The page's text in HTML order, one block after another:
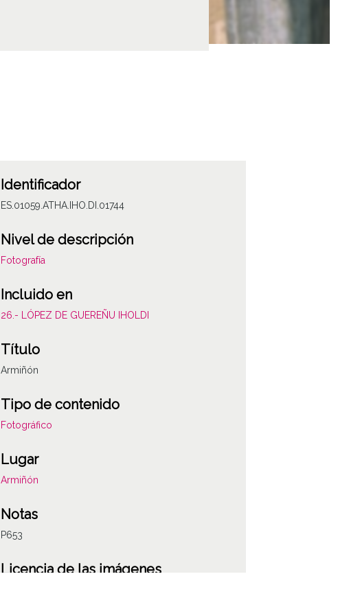
Identificador
ES.01059.ATHA.IHO.DI.01744
Nivel de descripción
Fotografía
Incluido en
26.- LÓPEZ DE GUEREÑU IHOLDI
Título
Armiñón
Tipo de contenido
Fotográfico
Lugar
Armiñón
Notas
P653
Licencia de las imágenes